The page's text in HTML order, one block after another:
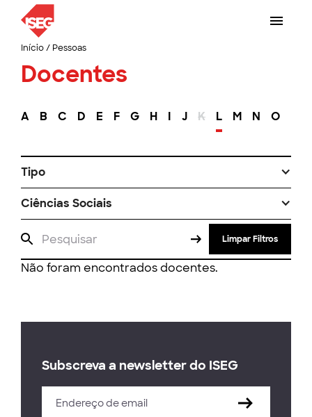
Início/ Pessoas
Docentes
A B C D E F G H I J K L M N O
Tipo
Ciências Sociais
Limpar Filtros
Não foram encontrados docentes.
Subscreva a newsletter do ISEG